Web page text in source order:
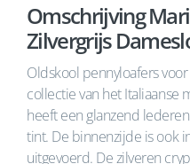
Omschrijving
Zilvergrijs
Oldskool pennyloafers
collectie van het Italiaanse
heeft een glanzend
tint. De binnenzijde is ook
uitgevoerd. De zilveren